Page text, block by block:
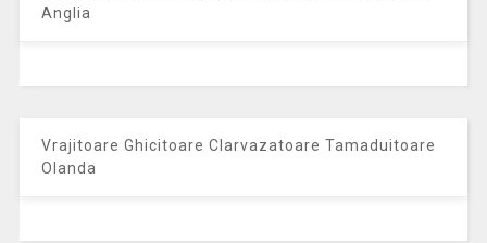
Anglia
Vrajitoare Ghicitoare Clarvazatoare Tamaduitoare
Olanda